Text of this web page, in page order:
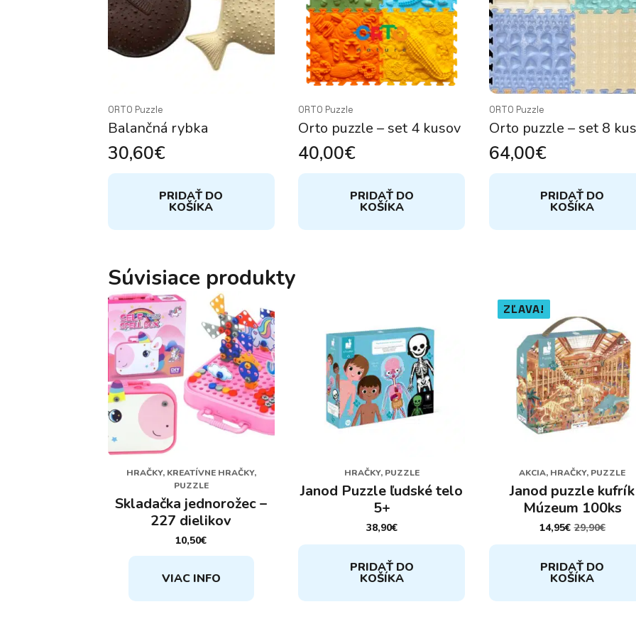
ORTO Puzzle
Balančná rybka
30,60€
PRIDAŤ DO
KOŠÍKA
ORTO Puzzle
Orto puzzle – set 4 kusov
40,00€
PRIDAŤ DO
KOŠÍKA
ORTO Puzzle
Orto puzzle – set 8
64,00€
PRIDAŤ DO
KOŠÍKA
Súvisiace produkty
HRAČKY, KREATÍVNE HRAČKY,
PUZZLE
Skladačka jednorožec –
227 dielikov
10,50€
VIAC INFO
HRAČKY, PUZZLE
Janod Puzzle ľudské telo
5+
38,90€
PRIDAŤ DO
KOŠÍKA
ZĽAVA!
AKCIA, HRAČKY, PUZZLE
Janod puzzle kufrík
Múzeum 100ks
29,90€
PÔVODNÁ
CENA
29,90€.
14,95€ AKTUÁLNA
CENA
14,95€.
PRIDAŤ DO
KOŠÍKA